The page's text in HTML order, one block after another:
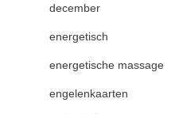
december
energetisch
energetische massage
engelenkaarten